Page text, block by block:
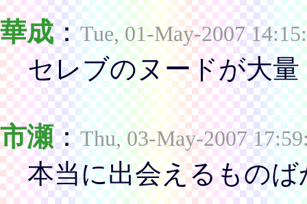
華成：Tue, 01-May-2007
セレブのヌードが大量
市瀬：Thu, 03-May-2007
本当に出会えるもの